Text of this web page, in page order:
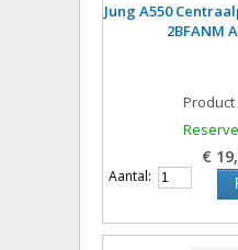
Jung A550
2BFANM
Product
€
Aantal: